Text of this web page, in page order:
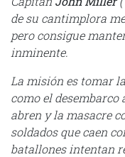
de su cantimplora
pero consigue
inminente.
La misión es tomar
como el desembarco
abren y la masacre
soldados que caen
batallones intentan